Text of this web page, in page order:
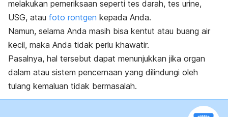
melakukan pemeriksaan seperti tes darah, tes urine,
USG, atau foto rontgen kepada Anda.
Namun, selama Anda masih bisa kentut atau buang air
kecil, maka Anda tidak perlu khawatir.
Pasalnya, hal tersebut dapat menunjukkan jika organ
dalam atau sistem pencernaan yang dilindungi oleh
tulang kemaluan tidak bermasalah.